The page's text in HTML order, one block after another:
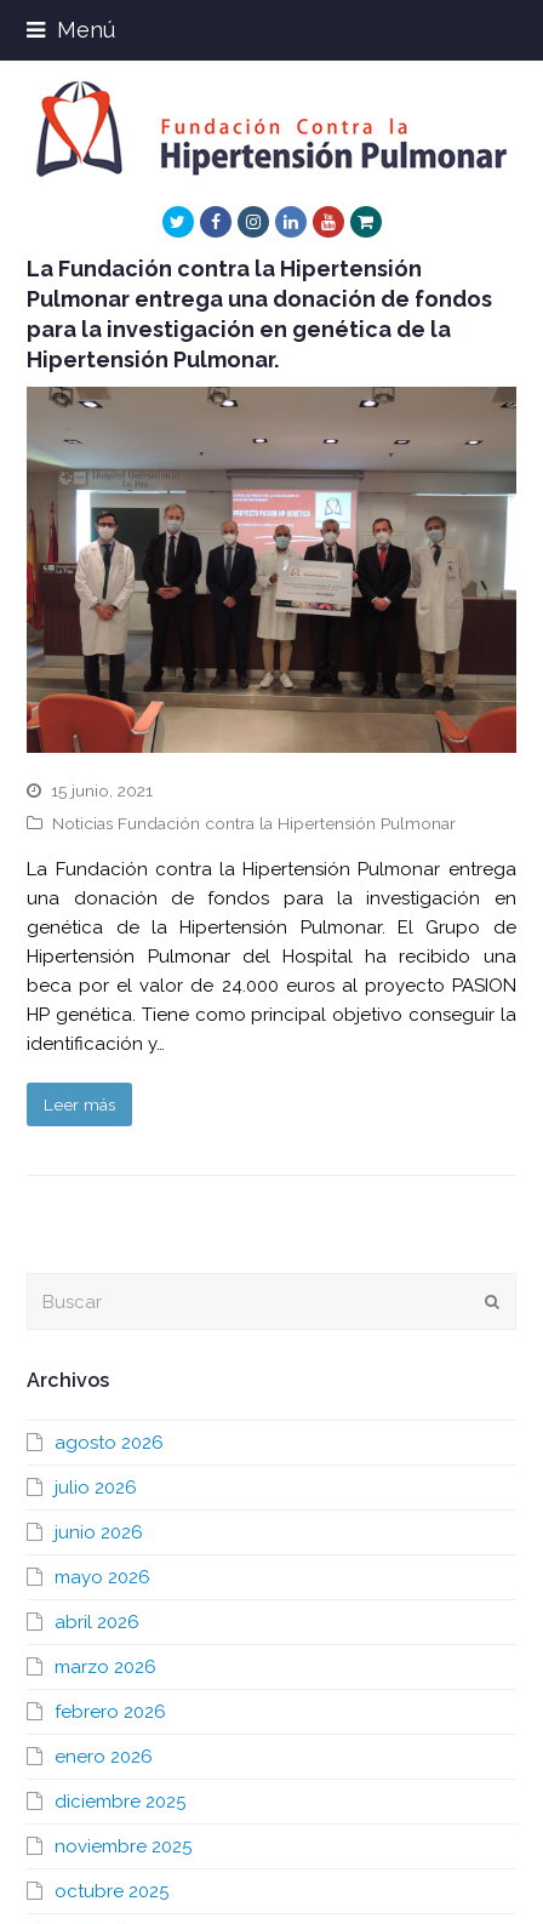
Menú
TwitterFacebookInstagram
LinkedInYoutube
Xing
La Fundación contra la Hipertensión
Pulmonar entrega una donación de fondos
para la investigación en genética de la
Hipertensión Pulmonar.
15 junio, 2021
Noticias Fundación contra la Hipertensión Pulmonar
La Fundación contra la Hipertensión Pulmonar entrega
una donación de fondos para la investigación en
genética de la Hipertensión Pulmonar. El Grupo de
Hipertensión Pulmonar del Hospital ha recibido una
beca por el valor de 24.000 euros al proyecto PASION
HP genética. Tiene como principal objetivo conseguir la
identificación y…
Leer más
Archivos
agosto 2026
julio 2026
junio 2026
mayo 2026
abril 2026
marzo 2026
febrero 2026
enero 2026
diciembre 2025
noviembre 2025
octubre 2025